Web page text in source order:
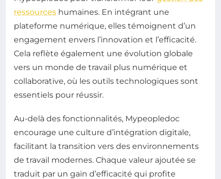
ressources humaines. En intégrant une
plateforme numérique, elles témoignent d’un
engagement envers l’innovation et l’efficacité.
Cela reflète également une évolution globale
vers un monde de travail plus numérique et
collaborative, où les outils technologiques sont
essentiels pour réussir.
Au-delà des fonctionnalités, Mypeopledoc
encourage une culture d’intégration digitale,
facilitant la transition vers des environnements
de travail modernes. Chaque valeur ajoutée se
traduit par un gain d’efficacité qui profite